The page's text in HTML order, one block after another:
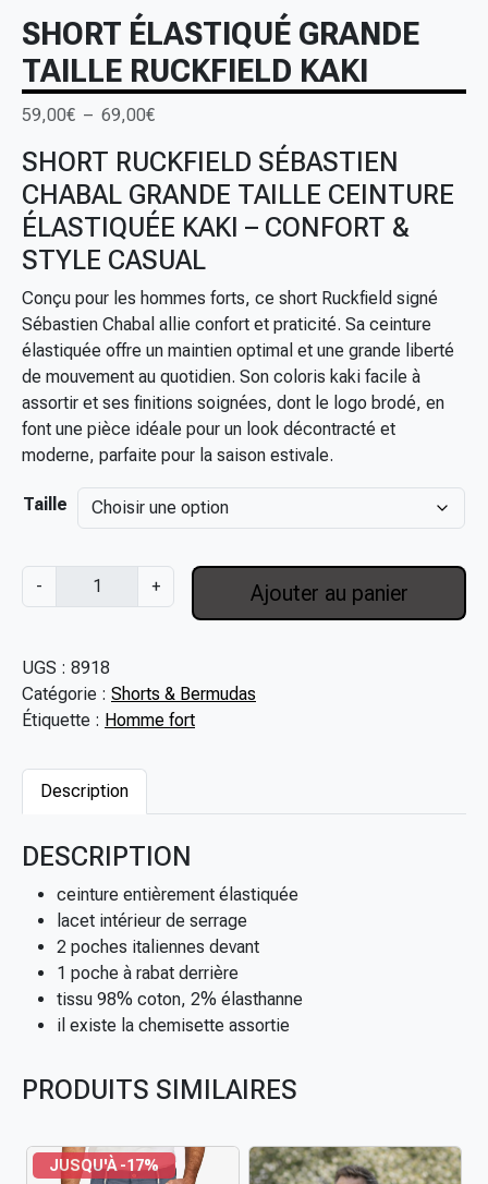
SHORT ÉLASTIQUÉ GRANDE
TAILLE RUCKFIELD KAKI
59,00€ – 69,00€P
a
g
e
d
e
p
r
i
x
:
5
,
0
€
à
,
0
SHORT RUCKFIELD SÉBASTIEN
CHABAL GRANDE TAILLE CEINTURE
ÉLASTIQUÉE KAKI – CONFORT &
STYLE CASUAL
Conçu pour les hommes forts, ce short Ruckfield signé
Sébastien Chabal allie confort et praticité. Sa ceinture
élastiquée offre un maintien optimal et une grande liberté
de mouvement au quotidien. Son coloris kaki facile à
assortir et ses finitions soignées, dont le logo brodé, en
font une pièce idéale pour un look décontracté et
moderne, parfaite pour la saison estivale.
Taille
-
u
n
t
i
e
h
t
i
u
+ Ajouter au panier
UGS : 8918
Catégorie : Shorts & Bermudas
Étiquette : Homme fort
Description
DESCRIPTION
ceinture entièrement élastiquée
lacet intérieur de serrage
2 poches italiennes devant
1 poche à rabat derrière
tissu 98% coton, 2% élasthanne
il existe la chemisette assortie
PRODUITS SIMILAIRES
JUSQU'À -17%